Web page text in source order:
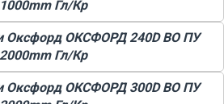
1000mm Гл/Кр
Оксфорд ОКСФОРД 240D ВО ПУ
2000mm Гл/Кр
Оксфорд ОКСФОРД 300D ВО ПУ